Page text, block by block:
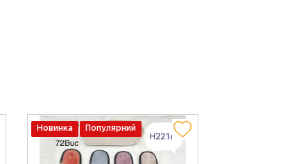
Новинка Популярний